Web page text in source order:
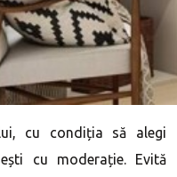
cu condiția să alegi
cu moderație. Evită